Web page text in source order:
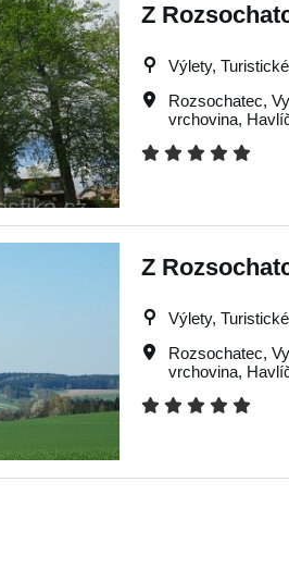
Z
Výlety,
Rozsochatec,
vrchovina,
Z
Výlety,
Rozsochatec,
vrchovina,